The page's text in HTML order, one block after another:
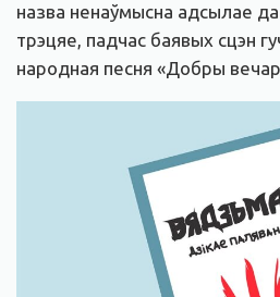
назва ненаўмысна адсылае да
трэцяе, падчас баявых сцэн
народная песня «Добры